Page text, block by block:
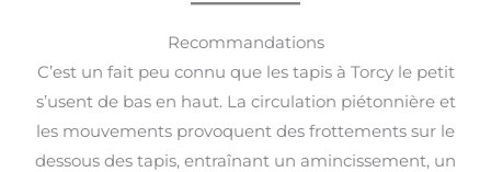
Recommandations
C’est un fait peu connu que les tapis à Torcy le petit
s’usent de bas en haut. La circulation piétonnière et
les mouvements provoquent des frottements sur le
dessous des tapis, entraînant un amincissement, un